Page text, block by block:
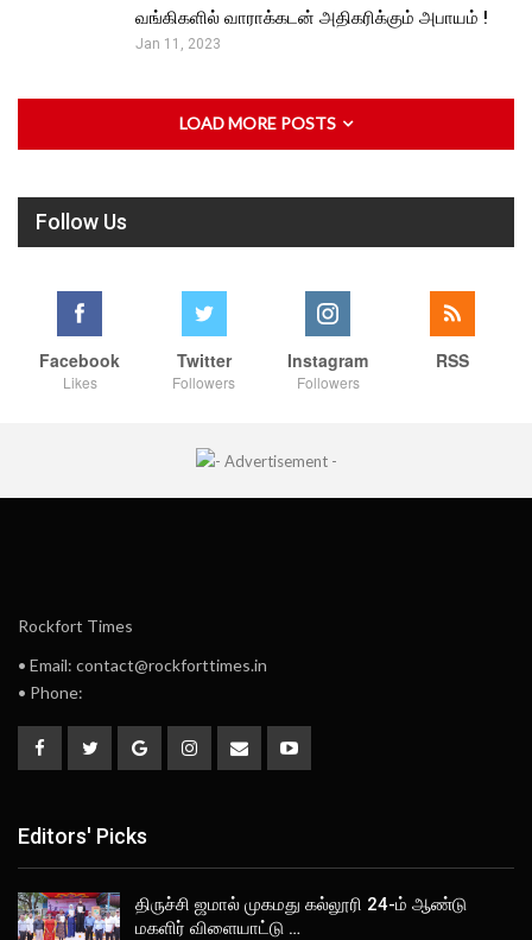
வங்கிகளில் வாராக்கடன் அதிகரிக்கும் அபாயம் !
Jan 11, 2023
LOAD MORE POSTS
Follow Us
Facebook
Likes
Twitter
Followers
Instagram
Followers
RSS
Rockfort Times
• Email: contact@rockforttimes.in
• Phone:
Editors' Picks
திருச்சி ஜமால் முகமது கல்லூரி 24-ம் ஆண்டு
மகளிர் விளையாட்டு …